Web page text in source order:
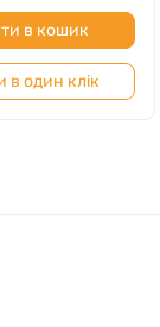
в кошик
в один клік